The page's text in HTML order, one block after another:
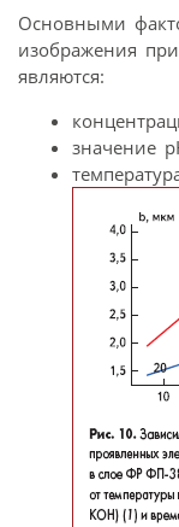
Основными
изображения
являются:
значение